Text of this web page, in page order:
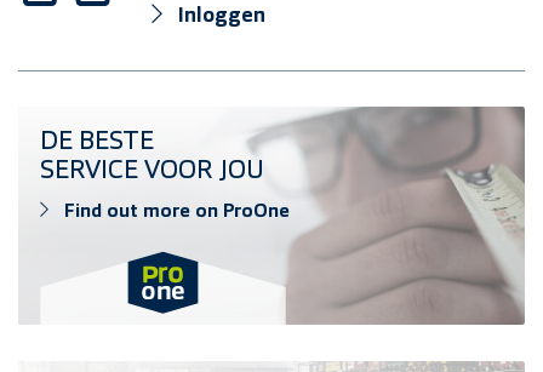
Inloggen
Find out more on ProOne
DE BESTE
SERVICE VOOR JOU
Find out more on ProOne